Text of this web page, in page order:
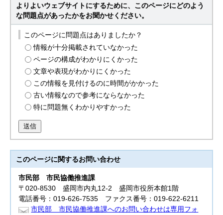
よりよいウェブサイトにするために、このページにどのよう
な問題点があったかをお聞かせください。
このページに問題点はありましたか？
情報が十分掲載されていなかった
ページの構成がわかりにくかった
文章や表現がわかりにくかった
この情報を見付けるのに時間がかかった
古い情報なので参考にならなかった
特に問題無くわかりやすかった
送信
このページに関するお問い合わせ
市民部市民協働推進課
〒020-8530 盛岡市内丸12-2 盛岡市役所本館1階
電話番号：019-626-7535 ファクス番号：019-622-6211
市民部 市民協働推進課へのお問い合わせは専用フォ